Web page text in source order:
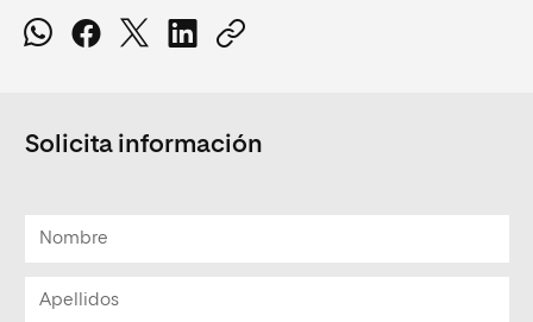
Solicita información